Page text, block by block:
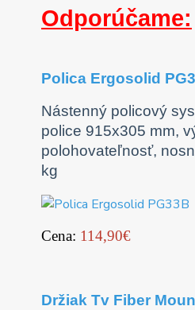
Odporúčame:
Polica Ergosolid
Nástenný policový
police 915x305 mm,
polohovateľnosť,
kg
Cena: 114,90€
Držiak Tv Fiber